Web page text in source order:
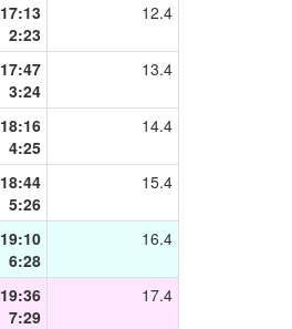
17:13
2:23
12.4
17:47
3:24
13.4
18:16
4:25
14.4
18:44
5:26
15.4
19:10
6:28
16.4
19:36
7:29
17.4